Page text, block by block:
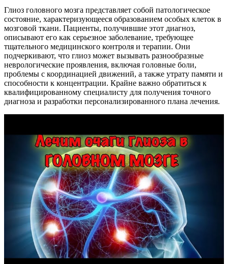
Глиоз головного мозга представляет собой патологическое
состояние, характеризующееся образованием особых клеток в
мозговой ткани. Пациенты, получившие этот диагноз,
описывают его как серьезное заболевание, требующее
тщательного медицинского контроля и терапии. Они
подчеркивают, что глиоз может вызывать разнообразные
неврологические проявления, включая головные боли,
проблемы с координацией движений, а также утрату памяти и
способности к концентрации. Крайне важно обратиться к
квалифицированному специалисту для получения точного
диагноза и разработки персонализированного плана лечения.